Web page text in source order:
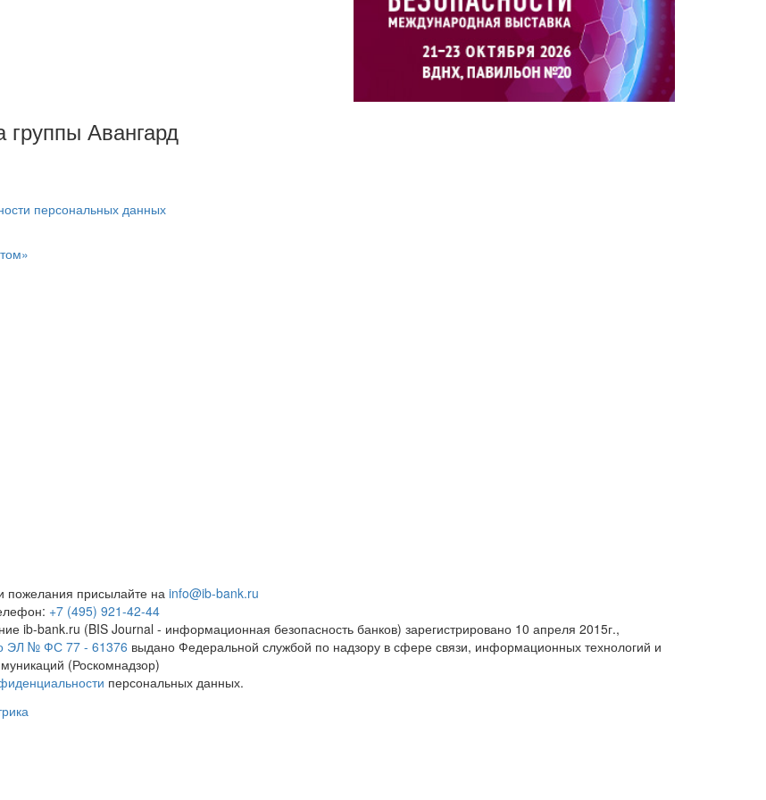
Авангард
персональных данных
пожелания присылайте на info@ib-bank.ru
+7 (495) 921-42-44
ib-bank.ru (BIS Journal - информационная безопасность банков) зарегистрировано 10 апреля 2015г.,
ЭЛ № ФС 77 - 61376 выдано Федеральной службой по надзору в сфере связи, информационных технологий и
(Роскомнадзор)
персональных данных.